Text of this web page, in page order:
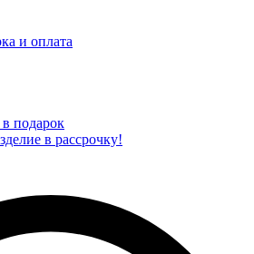
и оплата
подарок
в рассрочку!